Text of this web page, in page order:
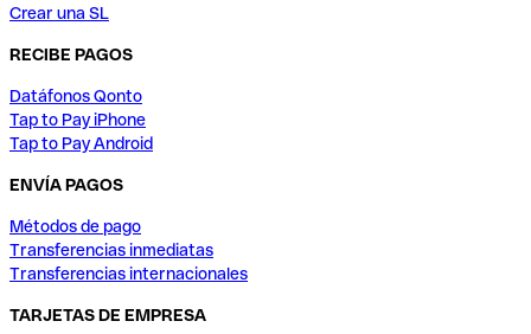
Crear una SL
RECIBE PAGOS
Datáfonos Qonto
Tap to Pay iPhone
Tap to Pay Android
ENVÍA PAGOS
Métodos de pago
Transferencias inmediatas
Transferencias internacionales
TARJETAS DE EMPRESA